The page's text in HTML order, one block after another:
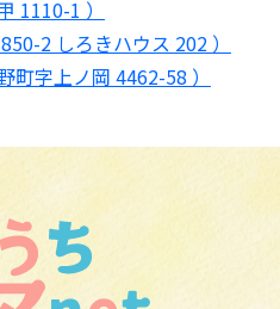
1110-1 ）
2 しろきハウス 202 ）
字上ノ岡 4462-58 ）